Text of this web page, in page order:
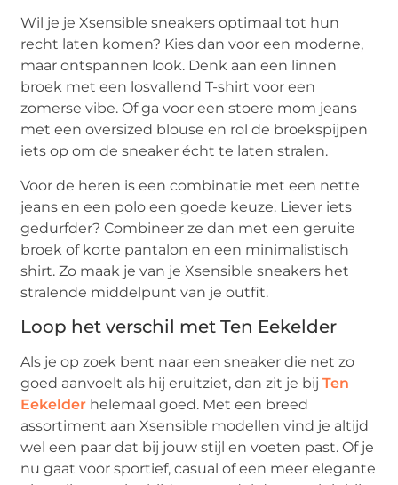
Wil je je Xsensible sneakers optimaal tot hun
recht laten komen? Kies dan voor een moderne,
maar ontspannen look. Denk aan een linnen
broek met een losvallend T-shirt voor een
zomerse vibe. Of ga voor een stoere mom jeans
met een oversized blouse en rol de broekspijpen
iets op om de sneaker écht te laten stralen.
Voor de heren is een combinatie met een nette
jeans en een polo een goede keuze. Liever iets
gedurfder? Combineer ze dan met een geruite
broek of korte pantalon en een minimalistisch
shirt. Zo maak je van je Xsensible sneakers het
stralende middelpunt van je outfit.
Loop het verschil met Ten Eekelder
Als je op zoek bent naar een sneaker die net zo
goed aanvoelt als hij eruitziet, dan zit je bijTen
Eekelder helemaal goed. Met een breed
assortiment aan Xsensible modellen vind je altijd
wel een paar dat bij jouw stijl en voeten past. Of je
nu gaat voor sportief, casual of een meer elegante